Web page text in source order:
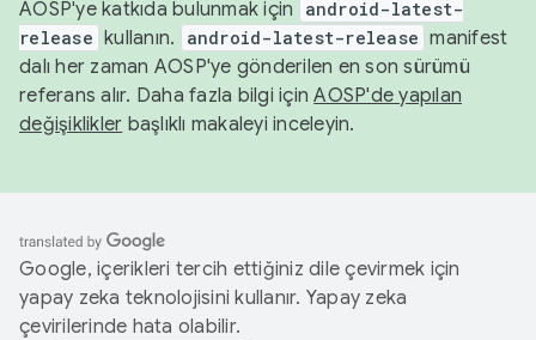
AOSP'ye katkıda bulunmak için
android-latest-
release kullanın. android-latest-release manifest
dalı her zaman AOSP'ye gönderilen en son sürümü
referans alır. Daha fazla bilgi içinAOSP'de yapılan
değişiklikler başlıklı makaleyi inceleyin.
Google, içerikleri tercih ettiğiniz dile çevirmek için
yapay zeka teknolojisini kullanır. Yapay zeka
çevirilerinde hata olabilir.